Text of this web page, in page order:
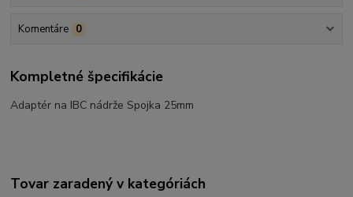
Komentáre 0
Kompletné špecifikácie
Adaptér na IBC nádrže Spojka 25mm
Tovar zaradený v kategóriách